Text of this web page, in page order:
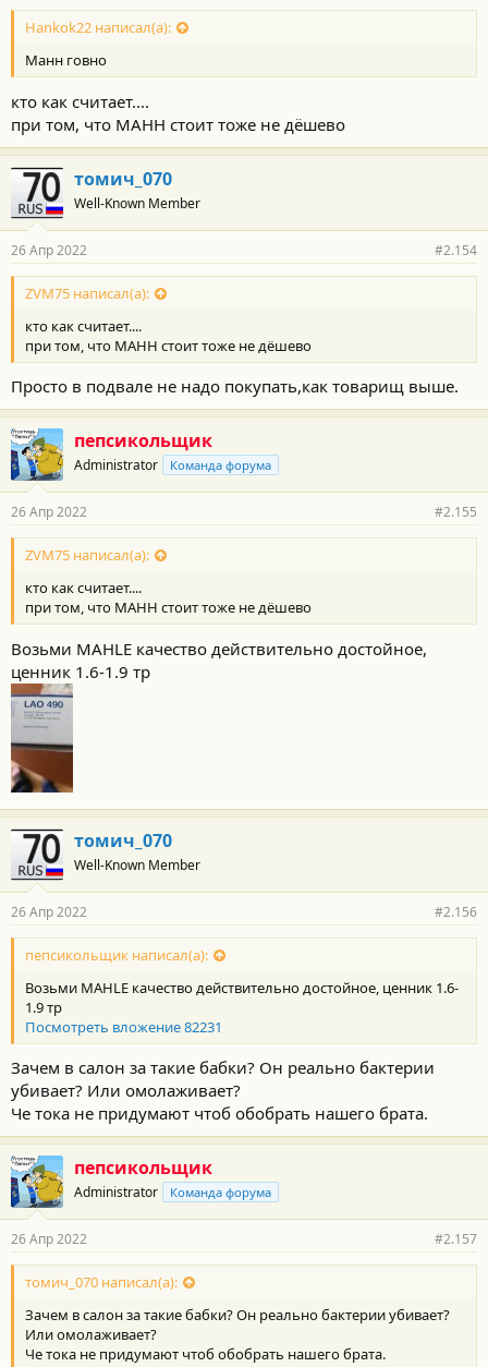
Hankok22 написал(а):
Манн говно
кто как считает....
при том, что МАНН стоит тоже не дёшево
томич_070
Well-Known Member
26 Апр 2022 #2.154
ZVM75 написал(а):
кто как считает....
при том, что МАНН стоит тоже не дёшево
Просто в подвале не надо покупать,как товарищ выше.
пепсикольщик
Administrator Команда форума
26 Апр 2022 #2.155
ZVM75 написал(а):
кто как считает....
при том, что МАНН стоит тоже не дёшево
Возьми MAHLE качество действительно достойное,
ценник 1.6-1.9 тр
томич_070
Well-Known Member
26 Апр 2022 #2.156
пепсикольщик написал(а):
Возьми MAHLE качество действительно достойное, ценник 1.6-
1.9 тр
Посмотреть вложение 82231
Зачем в салон за такие бабки? Он реально бактерии
убивает? Или омолаживает?
Че тока не придумают чтоб обобрать нашего брата.
пепсикольщик
Administrator Команда форума
26 Апр 2022 #2.157
томич_070 написал(а):
Зачем в салон за такие бабки? Он реально бактерии убивает?
Или омолаживает?
Че тока не придумают чтоб обобрать нашего брата.